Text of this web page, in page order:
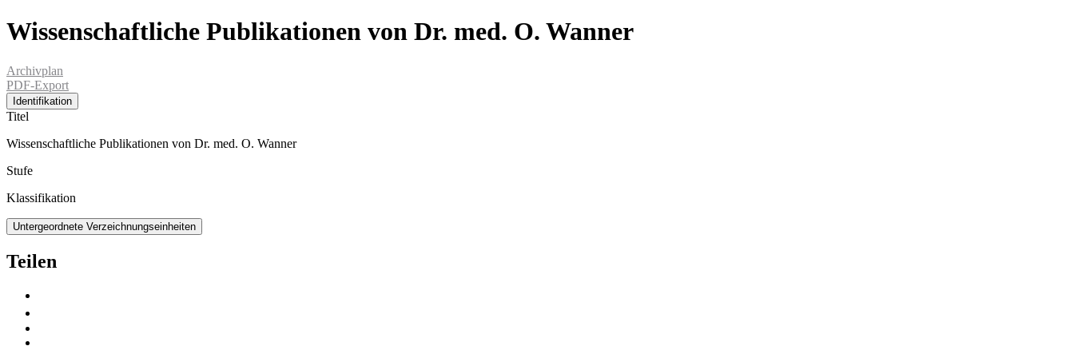
Wissenschaftliche Publikationen von Dr. med. O. Wanner
Archivplan
PDF-Export
Identifikation
Titel
Wissenschaftliche Publikationen von Dr. med. O. Wanner
Stufe
Klassifikation
Untergeordnete Verzeichnungseinheiten
Teilen